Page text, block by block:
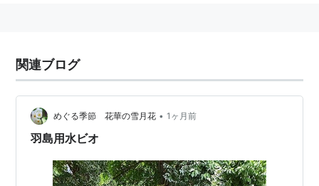
により、日本には在来のコイがいたことがわかってき
た。また、ミトコンドリアDNAの塩基配列を調べた研究
により、ユーラシア大陸のコイの塩基配列とは明らかに
異なる、固有の塩基配列を持つコイが、琵琶湖やその他
の水域で見つかった。現在、日本の河川や湖沼で見られ
るコイは、一部は在来のコイであるものの、残りはユー
ラシア大陸から持ち込まれた外来のコイが放流されたも
関連ブログ
めぐる季節 花華の雪月花 • 1ヶ月前
羽島用水ビオ